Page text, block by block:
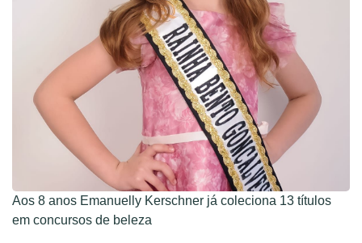
Aos 8 anos Emanuelly Kerschner já coleciona 13 títulos
em concursos de beleza